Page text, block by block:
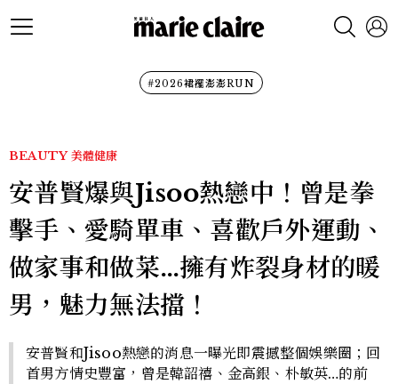
#2026裙襬澎澎RUN
BEAUTY 美體健康
安普賢爆與Jisoo熱戀中！曾是拳
擊手、愛騎單車、喜歡戶外運動、
做家事和做菜…擁有炸裂身材的暖
男，魅力無法擋！
安普賢和Jisoo熱戀的消息一曝光即震撼整個娛樂圈；回
首男方情史豐富，曾是韓韶禧、金高銀、朴敏英…的前